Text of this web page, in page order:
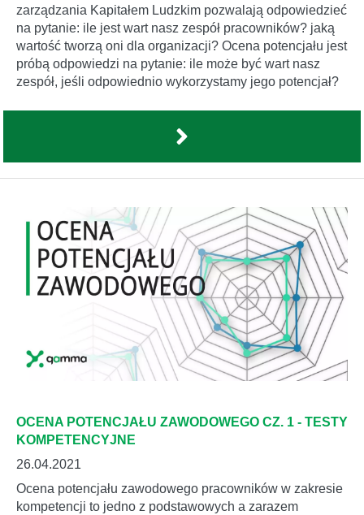
zarządzania Kapitałem Ludzkim pozwalają odpowiedzieć
na pytanie: ile jest wart nasz zespół pracowników? jaką
wartość tworzą oni dla organizacji? Ocena potencjału jest
próbą odpowiedzi na pytanie: ile może być wart nasz
zespół, jeśli odpowiednio wykorzystamy jego potencjał?
OCENA POTENCJAŁU ZAWODOWEGO CZ. 1 - TESTY
KOMPETENCYJNE
26.04.2021
Ocena potencjału zawodowego pracowników w zakresie
kompetencji to jedno z podstawowych a zarazem